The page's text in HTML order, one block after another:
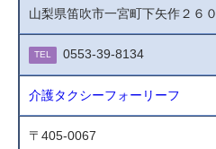
山梨県笛吹市一宮町下矢作２６０
TEL 0553-39-8134
介護タクシーフォーリーフ
〒405-0067